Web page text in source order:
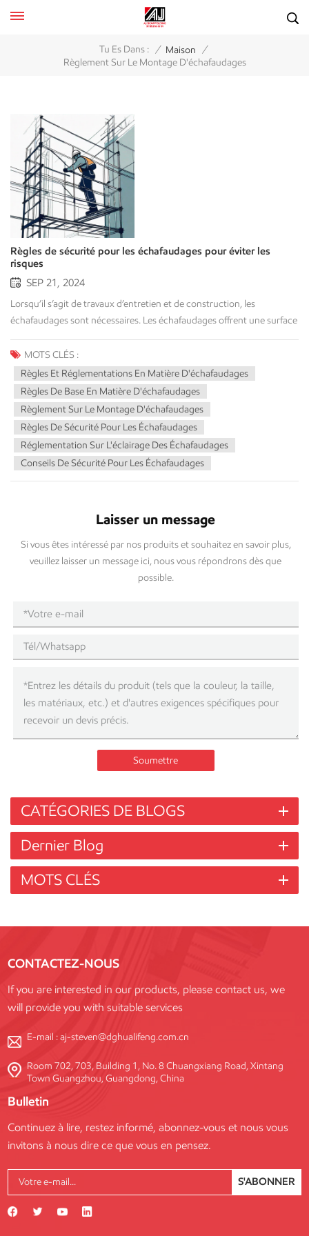
Tu Es Dans : / Maison /
Règlement Sur Le Montage D'échafaudages
Règles de sécurité pour les échafaudages pour éviter les
risques
SEP 21, 2024
Lorsqu’il s’agit de travaux d’entretien et de construction, les échafaudages sont nécessaires. Les échafaudages offrent une surface de travail stable aux travailleurs de l’entretien et de la construction. Un échafaudage de mauvaise qualité pourrait entraîner des accidents comme une chute ou un effondrement. Par conséquent, le respect de règles de sécurité appropriées est nécessaire pour contribuer à minimiser les accidents et à protéger votre entreprise. Notre blog discutera et décrira les différents types d'échafaudages utilisés par les entrepreneurs, décrira certaines des précautions de sécurité nécessaires à observer lors de l'utilisation d'échafaudages et comment répondre aux attentes de l'OSHA. De plus, nous soulignerons la nécessité de placer la sécurité de votre échafaudage avant tout autre problème, simplement pour réduire les pertes potentielles de vies, les dépenses et le temps consacré à votre projet. Règles de sécurité de base pour les échafaudages Il est plus sûr de travailler sur un échafaudage si les précautions de sécurité suivantes sont respectées. Ces mesures de sécurité importantes assurent un environnement de travail sûr et préviennent les accidents. Voici les règles de base les plus importantes en matière d’échafaudages que chaque travailleur et superviseur devrait suivre : • Inspecter l'échafaudageInspectez l’équipement d’échafaudage pour déceler tout dommage ou toute pièce manquante avant chaque utilisation. Réparez les composants endommagés ou remplacez les composants manquants avant de commencer les travaux. • Assurez-vous que les travailleurs sont formés Tous les travailleurs utilisant des échafaudages doivent être formés aux risques liés aux échafaudages. Il s'agit d'une exigence de l'OSHA. • Équipement de protection individuelle Des casques de sécurité, des chaussures antidérapantes et des équipements de protection contre les chutes doivent être utilisés par tous les travailleurs sur ou autour d'un échafaudage. • Ne dépassez jamais les limites de charge Ne laissez jamais dépasser la limite de charge. Cela pourrait provoquer l’effondrement de l’échafaudage. • Gardez l'échafaudage propre Ne laissez pas de déchets ou de débris s'accumuler sur l'échafaudage. Il s'agit d'un énorme risque de trébuchement pour tous ceux qui utilisent l'échafaudage. Évitez de déplacer des échafaudages avec des travailleurs dessusInstallation stationnaire : les échafaudages mobiles tels que les tours roulantes doivent être stationnaires et sécurisés avant que les travailleurs montent.Vérifiez les environs : vérifiez toujours les lignes électriques, les équipements ou autres dangers lors du repositionnement des échafaudages.Retirer des matériaux : assurez-vous qu'aucun outil ou matériel n'est laissé sur les plates-formes pendant que l'échafaudage est déplacé, réduisant ainsi le risque de chute d'objets. Suivez les directives de sécurité électriqueMaintenez une distance de sécurité : les échafaudages doivent être installés à au moins 10 pieds (3 mètres) des lignes électriques ou des sources électriques.Matériaux non conducteurs : lorsque vous travaillez à proximité de lignes électriques, utilisez des échafaudages et des outils fabriqués à partir de matériaux non conducteurs comme la fibre de verre ou le plastique pour éviter les risques électriques.Protection contre les défauts à la terre : utilisez des disjoncteurs de fuite à la terre (GFCI) pour tout équipement alimenté sur ou autour de l'échafaudage. Mettre en œuvre la préparation aux situations d’urgenceÉquipement d'urgence : Assurez-vous que l'équipement d'urgence, tel que des extincteurs ou des trousses de premiers soins, est disponible et accessible sur place.Plan de sauvetage : Élaborez un plan de protection contre les chutes et de sauvetage qui décrit les procédures d'urgence pour les travailleurs tombés ou blessés.Communication : Établissez des canaux de communication clairs pour les situations d'urgence, permettant aux travailleurs de signaler rapidement des incidents ou de demander de l'aide. Règlement sur le montage d'échafaudages Ne pas ériger correctement un échafaudage peut entraîner un risque d’effondrement et des blessures potentielles. De ce fait, le montage d’échafaudages, quelle que soit leur hauteur, est soumis aux règles de sécurité établies. Assurez-vous de mettre en œuvre les éléments suivants lors de l’assemblage de l’échafaudage : Utilisez une base sécurisée et fiable : Les pieds de l'échafaudage doivent être posés ou fixés sur une surface solide et plane. Certains supports peuvent nécessiter l'utilisation d'une plaque de base ou même de seuils de boue pour les surfaces instables ou molles. En aucun cas, une base d'échafaudage ne doit reposer sur des objets instables, tels que des briques, des blocs de béton ou des tonneaux, pour stabiliser ses pieds. Bien étayer la structure : Les renforts diagonaux et horizontaux doivent être utilisés à des intervalles d’autant plus rapprochés que l’échafaudage s’étend vers le haut. Chaque mécanisme de verrouillage doit être engagé et l'échafaudage ne doit pas être déplacé lorsque des travailleurs sont présents. Le rapport hauteur/base : L'OSHA exige que le rapport hauteur/largeur de base soit de 4:1. S'il est plus grand que cela, l'échafaudage devra peut-être être contreventé ou attaché à la structure. Installer les garde-corps et les garde-pieds : Des garde-corps sont requis sur la ou les plateformes situées à une hauteur de 10 pieds ou plus. Des plinthes doivent être en place pour empêcher les outils et autres matériaux de tomber. Installez des rallonges ou des stabilisateurs : Pour augmenter la stabilité, vous devrez peut-être ajouter des stabilisateurs ou des rallonges aux échafaudages roulants ou à la base de tout échafaudage qui correspond au rapport hauteur/base. Conseils de sécurité sur le chantier pour les échafaudages Une fois l’échafaudage monté, la sécurité sur le chantier est essentielle pour éviter les accidents. Quelle que soit la qualité de la construction de l'échafaudage, une pratique dangereuse sur le chantier peut créer des dangers. Vous trouverez ci-dessous quelques règles et réglementations importantes en matière d'échafaudages pour le chantier que tous les travailleurs et superviseurs devraient adopter : Maintenir une distance par rapport aux lignes électriques :L'OSHA exige que les échafaudages soient maintenus à au moins 10 pieds de toute ligne électrique aérienne. Si les travailleurs ne peuvent pas se tenir à l'écart des lignes électriques ou si une distance de 10 pieds ne peut pas être maintenue, l'alimentation doit être coupée ou une barrière électrique doit être installée pour se protéger contre les chocs. Prévenir les chutes : Outre les garde-corps sur les échafaudages d'une hauteur supérieure à 10 pieds, tout travailleur doit utiliser un système antichute personnel (PFAS) lorsqu'il travaille en hauteur sur un échafaudage. Cela peut inclure des harnais et des longes lorsque vous travaillez sur des plates-formes suspendues ou surélevées. Évitez de surcharger l'échafaudage :La charge d'un échafaudage peut être constituée d'un trop grand nombre de travailleurs, d'outils ou de matériaux, ce qui entraînera l'effondrement de l'échafaudage. Travaillez avec la charge maximale imposée indiquée pour l'échafaudage et faites attention à la répartition du poids des matériaux sur l'échafaudage. Outils et matériel sécurisés :Les outils et le matériel doivent être sécurisés lorsqu'ils ne sont pas utilisés pour éviter qu'ils ne tombent. Les travailleurs doivent attacher les outils à leur corps avec un cordon ou une ceinture à outils, ne jamais laisser les outils posés sur le site de l'échafaudage et, à part le stockage des outils, les matériaux ne doivent pas être laissés sur l'échafaudage lorsqu'ils ne sont pas utilisés. Utilisez correctement les échelles et les escaliers :Les travailleurs ne doivent jamais utiliser de traverses d’échafaudage pour grimper, ni utiliser de méthode dangereuse pour monter ou descendre de l’échafaudage surélevé. Il faut également éviter de transporter des outils ou du matériel en descendant ou sur un échafaudage. Conscience météo :Les conditions météorologiques telles que le vent, la pluie, la glace ou la neige peuvent créer des conditions glissantes lorsque vous êtes sur l'échafaudage, ou elles peuvent simplement déterminer si le travail peut être réalisé en hauteur. Protocoles d'urgence pour les échafaudages Des accidents peuvent survenir sur les chantiers d’échafaudages, il est donc essentiel de disposer de protocoles d’urgence clairs. Les protocoles clés comprennent : Plan d'action d'urgence (PAE) : Créez un PAE détaillant les itinéraires d'évacuation, les coordonnées des services d'urgence et les rôles du personnel clé. Organisez des exercices réguliers et assurez-vous que le plan est accessible à tous les travailleurs. Réponse aux chutes : En cas de chute, évitez de déplacer le travailleur blessé à moins que cela ne soit nécessaire. Appelez les services médicaux d’urgence (EMS) et prodiguez les premiers soins si vous êtes formé. Si le travailleur est suspendu, stabilisez-le mais ne vous mettez pas en danger. Effondrement de l'échafaudage : Évacuez immédiatement la zone et appelez les secours. Tenez compte de tous les travailleurs pour vous assurer que personne n'est piégé, en utilisant un système de communication comme un décompte des effectifs. Urgences électriques : Ne touchez pas l’échafaudage jusqu’à ce que l’alimentation soit coupée. Signalez le problème à la société de services publics. En cas d'électrocution, appelez les services d'urgence et administrez la RCR si cela est sécuritaire. Sauvetage depuis des échafaudages suspendus : Appelez les services de secours si les travailleurs sont bloqués. Assurez-vous qu’ils disposent de systèmes antichute personnels (PFAS) pour la descente d’urgence. Incendie ou explosion : Évacuez par les issues de secours, activez
MOTS CLÉS :
Règles Et Réglementations En Matière D'échafaudages
Règles De Base En Matière D'échafaudages
Règlement Sur Le Montage D'échafaudages
Règles De Sécurité Pour Les Échafaudages
Réglementation Sur L'éclairage Des Échafaudages
Conseils De Sécurité Pour Les Échafaudages
Laisser un message
Si vous êtes intéressé par nos produits et souhaitez en savoir plus,
veuillez laisser un message ici, nous vous répondrons dès que
possible.
Soumettre
CATÉGORIES DE BLOGS
Dernier Blog
MOTS CLÉS
CONTACTEZ-NOUS
If you are interested in our products, please contact us, we
will provide you with suitable services
E-mail :aj-steven@dghualifeng.com.cn
Room 702, 703, Building 1, No. 8 Chuangxiang Road, Xintang
Town Guangzhou, Guangdong, China
Bulletin
Continuez à lire, restez informé, abonnez-vous et nous vous
invitons à nous dire ce que vous en pensez.
S'ABONNER